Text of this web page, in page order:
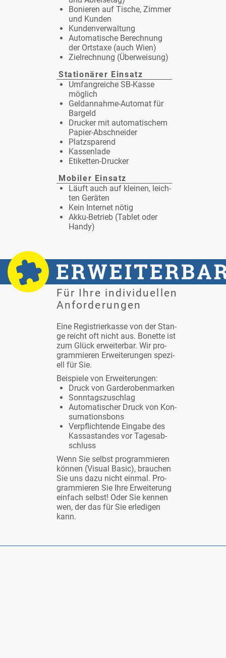
Bo­nie­ren auf Ti­sche, Zim­mer
und Kun­den
Kun­den­ver­wal­tung
Au­to­ma­ti­sche Be­rech­nung
der Orts­ta­xe (auch Wien)
Ziel­rech­nung (Über­wei­sung)
Sta­tio­nä­rer Ein­satz
Um­fang­rei­che SB-Kas­se
mög­lich
Geld­an­nah­me-Au­to­mat für
Bar­geld
Dru­cker mit au­to­ma­ti­schem
Pa­pier-Ab­schnei­der
Platz­spa­rend
Kas­sen­la­de
Eti­ket­ten-Dru­cker
Mo­bi­ler Ein­satz
Läuft auch auf klei­nen, leich­
ten Ge­rä­ten
Kein In­ter­net nö­tig
Ak­ku-Be­trieb (Ta­blet oder
Han­dy)
Für Ih­re in­di­vi­du­el­len
An­for­de­run­gen
Ei­ne Re­gis­trier­kas­se von der Stan­
ge reicht oft nicht aus. Bo­net­te ist
zum Glück er­wei­ter­bar. Wir pro­
gram­mie­ren Er­wei­te­run­gen spe­zi­
ell für Sie.
Bei­spie­le von Er­wei­te­run­gen:
Druck von Gar­de­ro­ben­mar­ken
Sonn­tags­zu­schlag
Au­to­ma­ti­scher Druck von Kon­
su­ma­ti­ons­bons
Ver­pflich­ten­de Ein­ga­be des
Kas­sa­stan­des vor Ta­ges­ab­
schluss
Wenn Sie selbst pro­gram­mie­ren
kön­nen (Vi­su­al Ba­sic), brau­chen
Sie uns da­zu nicht ein­mal. Pro­
gram­mie­ren Sie Ih­re Er­wei­te­rung
ein­fach selbst! Oder Sie ken­nen
wen, der das für Sie er­le­di­gen
kann.